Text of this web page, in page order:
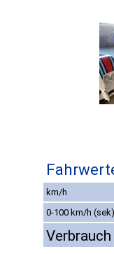
km/h
0-100 km/h (sek)